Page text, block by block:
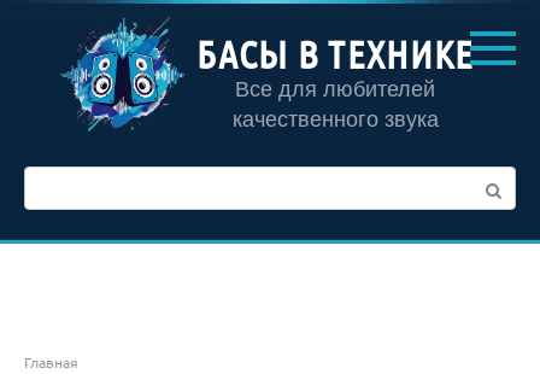
контенту
БАСЫ В ТЕХНИКЕ
Все для любителей
качественного звука
Главная